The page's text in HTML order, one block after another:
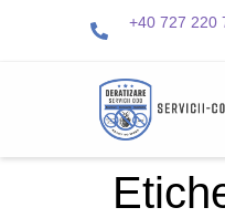
+40 727 220